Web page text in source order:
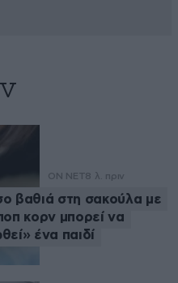
ON NET8 λ. πριν
βαθιά στη σακούλα με
κορν μπορεί να
ένα παιδί